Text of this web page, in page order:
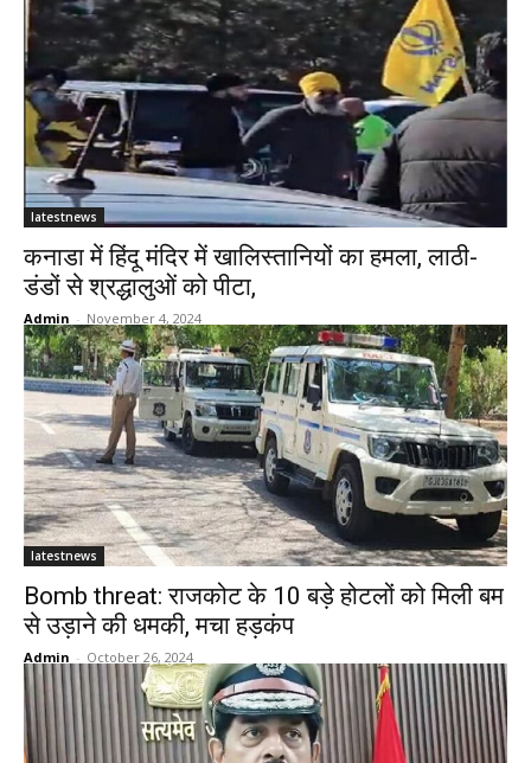
latestnews
कनाडा में हिंदू मंदिर में खालिस्तानियों का हमला, लाठी-
डंडों से श्रद्धालुओं को पीटा,
Admin - November 4, 2024
latestnews
Bomb threat: राजकोट के 10 बड़े होटलों को मिली बम
से उड़ाने की धमकी, मचा हड़कंप
Admin - October 26, 2024